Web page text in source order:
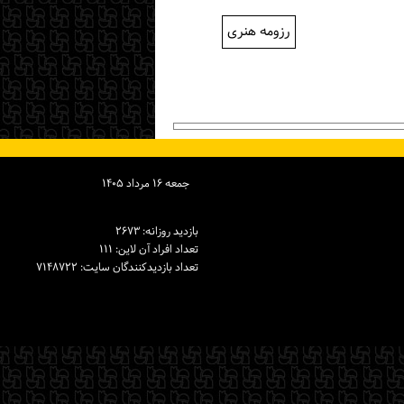
رزومه هنری
جمعه ۱۶ مرداد ۱۴۰۵
بازدید روزانه: ۲۶۷۳
تعداد افراد آن لاین: ۱۱۱
تعداد بازدیدكنندگان سایت: ۷۱۴۸۷۲۲